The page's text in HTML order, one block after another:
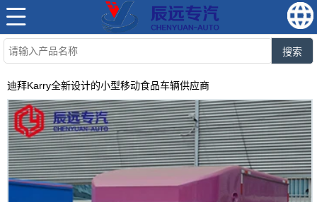
搜索
迪拜Karry全新设计的小型移动食品车辆供应商